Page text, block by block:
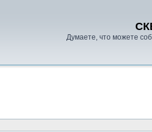
Думаете, что можете